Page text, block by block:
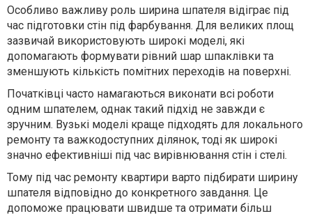
Особливо важливу роль ширина шпателя відіграє під
час підготовки стін під фарбування. Для великих площ
зазвичай використовують широкі моделі, які
допомагають формувати рівний шар шпаклівки та
зменшують кількість помітних переходів на поверхні.
Початківці часто намагаються виконати всі роботи
одним шпателем, однак такий підхід не завжди є
зручним. Вузькі моделі краще підходять для локального
ремонту та важкодоступних ділянок, тоді як широкі
значно ефективніші під час вирівнювання стін і стелі.
Тому під час ремонту квартири варто підбирати ширину
шпателя відповідно до конкретного завдання. Це
допоможе працювати швидше та отримати більш